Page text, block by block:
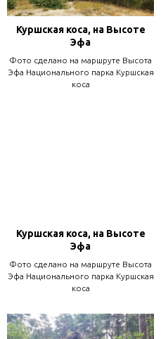
Куршская коса, на Высоте
Эфа
Фото сделано на маршруте Высота
Эфа Национального парка Куршская
коса
Куршская коса, на Высоте
Эфа
Фото сделано на маршруте Высота
Эфа Национального парка Куршская
коса